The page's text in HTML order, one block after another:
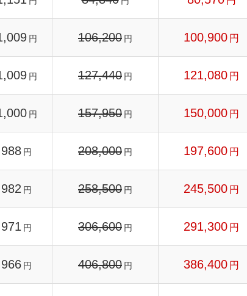
円 106,200 円 100,900 円
円 127,440 円 121,080 円
円 157,950 円 150,000 円
988 円 208,000 円 197,600 円
982 円 258,500 円 245,500 円
971 円 306,600 円 291,300 円
966 円 406,800 円 386,400 円